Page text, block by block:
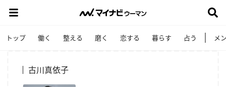
トップ 働く 整える 磨く 恋する 暮らす 占う メ
古川真依子